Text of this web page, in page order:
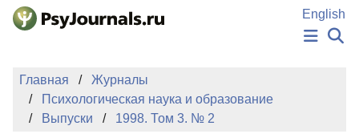
Перейти к основному содержанию
English
НОВОСТИ
ИЗДАНИЯ
АВТОРЫ
Главная
Журналы
Психологическая наука и образование
Выпуски
1998. Том 3. № 2